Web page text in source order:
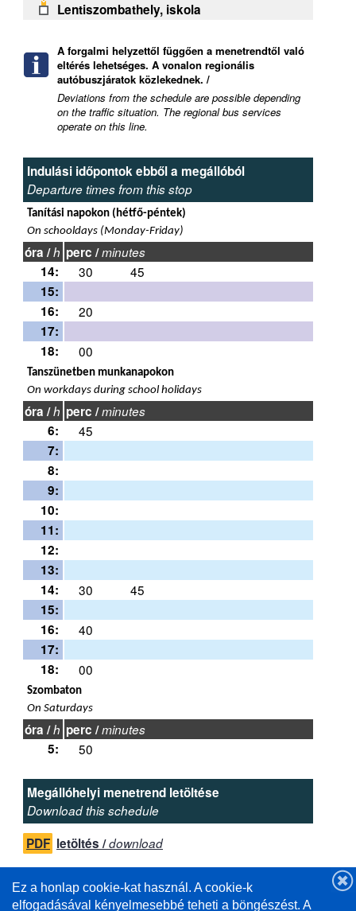
Lentiszombathely, iskola
A forgalmi helyzettől függően a menetrendtől való
eltérés lehetséges. A vonalon regionális
autóbuszjáratok közlekednek. /
Deviations from the schedule are possible depending
on the traffic situation. The regional bus services
operate on this line.
Indulási időpontok ebből a megállóból
Departure times from this stop
Tanítási napokon (hétfő-péntek)
On schooldays (Monday-Friday)
óra /h perc /minutes
14: 30
45
15:
16:
20
17:
18:
00
Tanszünetben munkanapokon
On workdays during school holidays
óra /h perc /minutes
6:
45
7:
8:
9:
10:
11:
12:
13:
14:
30
45
15:
16:
40
17:
18:
00
Szombaton
On Saturdays
óra /h perc /minutes
5: 50
Megállóhelyi menetrend letöltése
Download this schedule
PDF letöltés /download
Ez a honlap cookie-kat használ. A cookie-k
elfogadásával kényelmesebbé teheti a böngészést. A